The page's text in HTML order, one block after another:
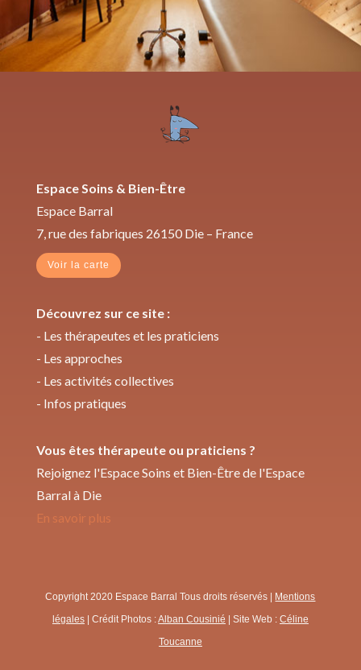
Espace Soins & Bien-Être
Espace Barral
7, rue des fabriques 26150 Die – France
Voir la carte
Découvrez sur ce site :
- Les thérapeutes et les praticiens
- Les approches
- Les activités collectives
- Infos pratiques
Vous êtes thérapeute ou praticiens ?
Rejoignez l'Espace Soins et Bien-Être de l'Espace
Barral à Die
En savoir plus
Copyright 2020 Espace Barral Tous droits réservés |
Mentions
légales| Crédit Photos :Alban Cousinié | Site Web : Céline
Toucanne